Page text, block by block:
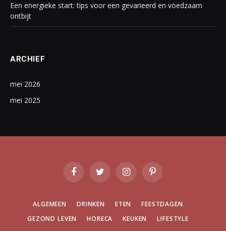
Een energieke start: tips voor een gevarieerd en voedzaam
ontbijt
ARCHIEF
mei 2026
mei 2025
FacebookTwitter InstagramPinterest
ALGEMEEN DRINKEN ETEN
FEESTDAGEN
GEZOND LEVEN
HORECA KEUKEN
LIFESTYLE